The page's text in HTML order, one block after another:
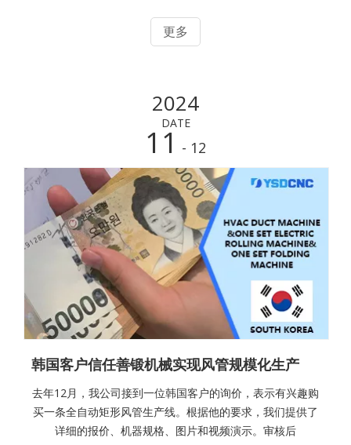
场迎接，便捷抵达我们提前规划好行程，驱车前往南京禄口
机场迎接客户。公司地理位置优越，距离南京禄口机场仅有
车辆缓缓驶入公司园区，客户对整洁的环境和有序的生产秩
序留下了良好第一印象。实地参观，现场验货客户首先查看
了我们的风管五线生产设备，随后
更多
2024
DATE
11 - 12
韩国客户信任善锻机械实现风管规模化生产
去年12月，我公司接到一位韩国客户的询价，表示有兴趣购
买一条全自动矩形风管生产线。根据他的要求，我们提供了
详细的报价、机器规格、图片和视频演示。审核后